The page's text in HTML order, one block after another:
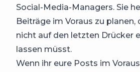
Social-Media-Managers. Sie
Beiträge im Voraus zu planen,
nicht auf den letzten Drücker
lassen müsst.
Wenn ihr eure Posts im